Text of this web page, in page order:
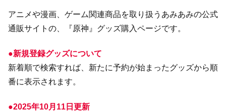
アニメや漫画、ゲーム関連商品を取り扱うあみあみの公式
通販サイトの、『原神』グッズ購入ページです。
●新規登録グッズについて
新着順で検索すれば、新たに予約が始まったグッズから順
番に表示されます。
●2025年10月11日更新